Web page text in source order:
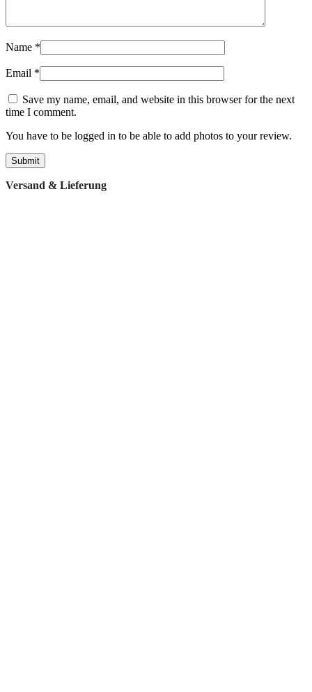
Name *
Email *
Save my name, email, and website in this browser for the next
time I comment.
You have to be logged in to be able to add photos to your review.
Versand & Lieferung